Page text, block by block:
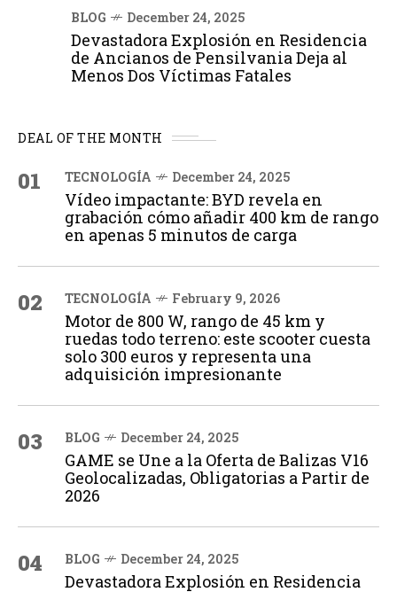
BLOG December 24, 2025
Devastadora Explosión en Residencia
de Ancianos de Pensilvania Deja al
Menos Dos Víctimas Fatales
DEAL OF THE MONTH
01 TECNOLOGÍA December 24, 2025
Vídeo impactante: BYD revela en
grabación cómo añadir 400 km de rango
en apenas 5 minutos de carga
02 TECNOLOGÍA February 9, 2026
Motor de 800 W, rango de 45 km y
ruedas todo terreno: este scooter cuesta
solo 300 euros y representa una
adquisición impresionante
03 BLOG December 24, 2025
GAME se Une a la Oferta de Balizas V16
Geolocalizadas, Obligatorias a Partir de
2026
04 BLOG December 24, 2025
Devastadora Explosión en Residencia